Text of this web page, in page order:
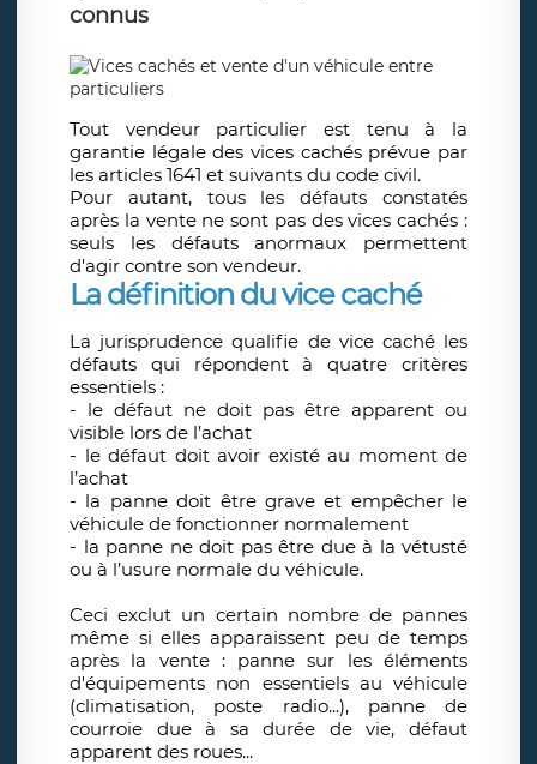
connus
Tout vendeur particulier est tenu à la
garantie légale des vices cachés prévue par
les articles 1641 et suivants du code civil.
Pour autant, tous les défauts constatés
après la vente ne sont pas des vices cachés :
seuls les défauts anormaux permettent
d'agir contre son vendeur.
La définition du vice caché
La jurisprudence qualifie de vice caché les
défauts qui répondent à quatre critères
essentiels :
- le défaut ne doit pas être apparent ou
visible lors de l’achat
- le défaut doit avoir existé au moment de
l’achat
- la panne doit être grave et empêcher le
véhicule de fonctionner normalement
- la panne ne doit pas être due à la vétusté
ou à l’usure normale du véhicule.
Ceci exclut un certain nombre de pannes
même si elles apparaissent peu de temps
après la vente : panne sur les éléments
d'équipements non essentiels au véhicule
(climatisation, poste radio...), panne de
courroie due à sa durée de vie, défaut
apparent des roues...